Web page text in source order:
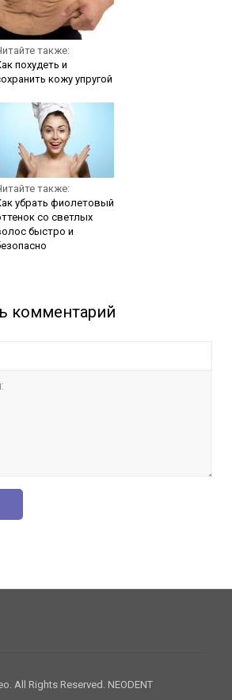
также:
похудеть и
кожу упругой
также:
убрать фиолетовый
со светлых
быстро и
комментарий
All Rights Reserved. NEODENT